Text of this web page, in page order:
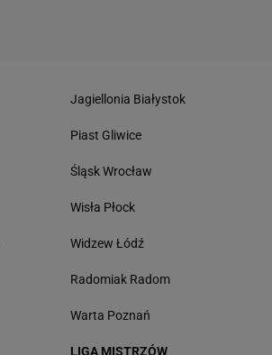
Jagiellonia Białystok
Piast Gliwice
Śląsk Wrocław
Wisła Płock
Widzew Łódź
Radomiak Radom
Warta Poznań
LIGA MISTRZÓW